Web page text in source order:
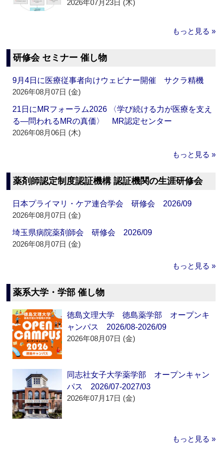
2026年07月23日 (木)
もっと見る »
研修会 セミナー 催し物
9月4日に医療従事者向けウェビナー開催 サクラ精機
2026年08月07日 (金)
21日にMRフォーラム2026 〈学び続ける力が医療を支え
る―問われるMRの真価〉 MR認定センター
2026年08月06日 (木)
もっと見る »
薬剤師認定制度認証機構 認証機関の生涯研修会
日本プライマリ・ケア連合学会 研修会 2026/09
2026年08月07日 (金)
埼玉県病院薬剤師会 研修会 2026/09
2026年08月07日 (金)
もっと見る »
薬系大学・学部 催し物
徳島文理大学 徳島薬学部 オープンキ
ャンパス 2026/08-2026/09
2026年08月07日 (金)
同志社女子大学薬学部 オープンキャン
パス 2026/07-2027/03
2026年07月17日 (金)
もっと見る »